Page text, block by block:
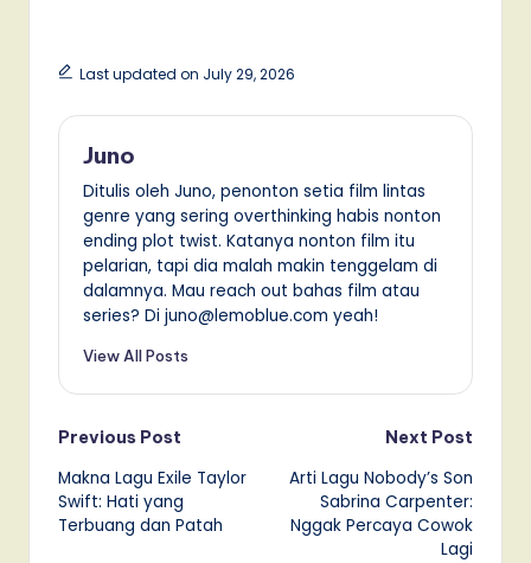
Last updated on July 29, 2026
Juno
Ditulis oleh Juno, penonton setia film lintas
genre yang sering overthinking habis nonton
ending plot twist. Katanya nonton film itu
pelarian, tapi dia malah makin tenggelam di
dalamnya. Mau reach out bahas film atau
series? Di juno@lemoblue.com yeah!
View All Posts
Post
navigation
Previous Post
Makna Lagu Exile Taylor
Swift: Hati yang
Terbuang dan Patah
Next Post
Arti Lagu Nobody’s Son
Sabrina Carpenter:
Nggak Percaya Cowok
Lagi